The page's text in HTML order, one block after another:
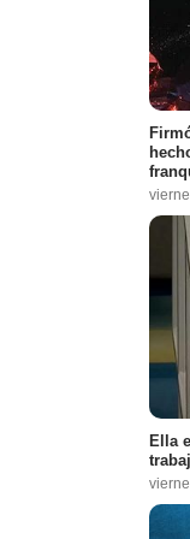
Ella